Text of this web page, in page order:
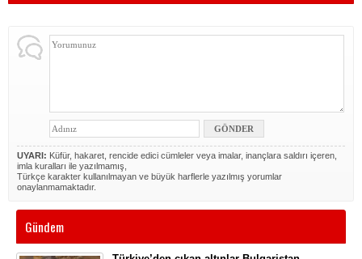
UYARI: Küfür, hakaret, rencide edici cümleler veya imalar, inançlara saldırı içeren,
imla kuralları ile yazılmamış,
Türkçe karakter kullanılmayan ve büyük harflerle yazılmış yorumlar
onaylanmamaktadır.
Gündem